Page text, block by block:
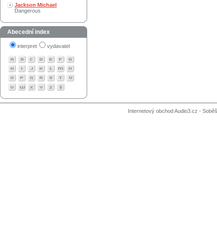
Jackson Michael
Dangerous
Abecední index
interpret vydavatel
Internetový obchod Audio3.cz -